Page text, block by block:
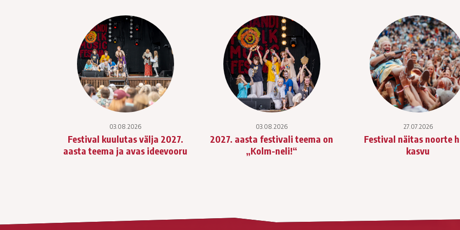
03.08.2026
Festival kuulutas välja 2027.
aasta teema ja avas ideevooru
03.08.2026
2027. aasta festivali teema on
„Kolm-neli!“
27.07.2026
Festival näitas noorte
kasvu